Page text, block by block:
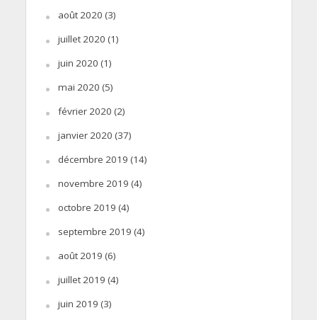
août 2020 (3)
juillet 2020 (1)
juin 2020 (1)
mai 2020 (5)
février 2020 (2)
janvier 2020 (37)
décembre 2019 (14)
novembre 2019 (4)
octobre 2019 (4)
septembre 2019 (4)
août 2019 (6)
juillet 2019 (4)
juin 2019 (3)